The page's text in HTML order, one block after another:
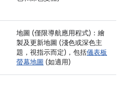
地圖 (僅限導航應用程式)：繪
製及更新地圖 (淺色或深色主
題，視指示而定)，包括儀表板
螢幕地圖 (如適用)